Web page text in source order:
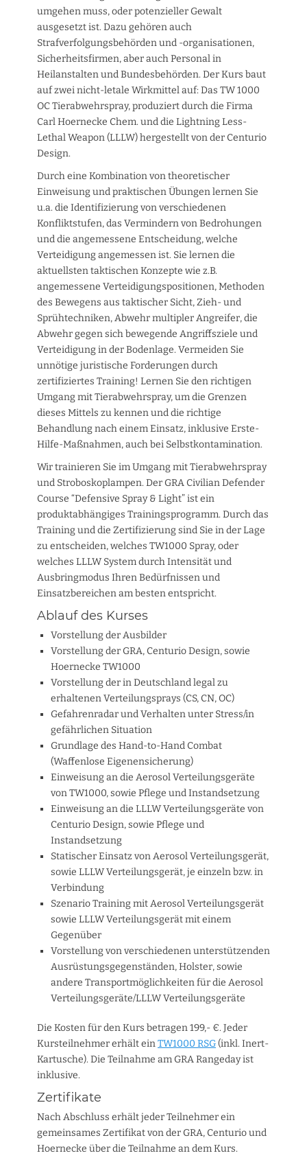
umgehen muss, oder potenzieller Gewalt
ausgesetzt ist. Dazu gehören auch
Strafverfolgungsbehörden und -organisationen,
Sicherheitsfirmen, aber auch Personal in
Heilanstalten und Bundesbehörden. Der Kurs baut
auf zwei nicht-letale Wirkmittel auf: Das TW 1000
OC Tierabwehrspray, produziert durch die Firma
Carl Hoernecke Chem. und die Lightning Less-
Lethal Weapon (LLLW) hergestellt von der Centurio
Design.
Durch eine Kombination von theoretischer
Einweisung und praktischen Übungen lernen Sie
u.a. die Identifizierung von verschiedenen
Konfliktstufen, das Vermindern von Bedrohungen
und die angemessene Entscheidung, welche
Verteidigung angemessen ist. Sie lernen die
aktuellsten taktischen Konzepte wie z.B.
angemessene Verteidigungspositionen, Methoden
des Bewegens aus taktischer Sicht, Zieh- und
Sprühtechniken, Abwehr multipler Angreifer, die
Abwehr gegen sich bewegende Angriffsziele und
Verteidigung in der Bodenlage. Vermeiden Sie
unnötige juristische Forderungen durch
zertifiziertes Training! Lernen Sie den richtigen
Umgang mit Tierabwehrspray, um die Grenzen
dieses Mittels zu kennen und die richtige
Behandlung nach einem Einsatz, inklusive Erste-
Hilfe-Maßnahmen, auch bei Selbstkontamination.
Wir trainieren Sie im Umgang mit Tierabwehrspray
und Stroboskoplampen. Der GRA Civilian Defender
Course “Defensive Spray & Light” ist ein
produktabhängiges Trainingsprogramm. Durch das
Training und die Zertifizierung sind Sie in der Lage
zu entscheiden, welches TW1000 Spray, oder
welches LLLW System durch Intensität und
Ausbringmodus Ihren Bedürfnissen und
Einsatzbereichen am besten entspricht.
Ablauf des Kurses
Vorstellung der Ausbilder
Vorstellung der GRA, Centurio Design, sowie
Hoernecke TW1000
Vorstellung der in Deutschland legal zu
erhaltenen Verteilungsprays (CS, CN, OC)
Gefahrenradar und Verhalten unter Stress/in
gefährlichen Situation
Grundlage des Hand-to-Hand Combat
(Waffenlose Eigenensicherung)
Einweisung an die Aerosol Verteilungsgeräte
von TW1000, sowie Pflege und Instandsetzung
Einweisung an die LLLW Verteilungsgeräte von
Centurio Design, sowie Pflege und
Instandsetzung
Statischer Einsatz von Aerosol Verteilungsgerät,
sowie LLLW Verteilungsgerät, je einzeln bzw. in
Verbindung
Szenario Training mit Aerosol Verteilungsgerät
sowie LLLW Verteilungsgerät mit einem
Gegenüber
Vorstellung von verschiedenen unterstützenden
Ausrüstungsgegenständen, Holster, sowie
andere Transportmöglichkeiten für die Aerosol
Verteilungsgeräte/LLLW Verteilungsgeräte
Die Kosten für den Kurs betragen 199,- €. Jeder
Kursteilnehmer erhält einTW1000 RSG(inkl. Inert-
Kartusche). Die Teilnahme am GRA Rangeday ist
inklusive.
Zertifikate
Nach Abschluss erhält jeder Teilnehmer ein
gemeinsames Zertifikat von der GRA, Centurio und
Hoernecke über die Teilnahme an dem Kurs.